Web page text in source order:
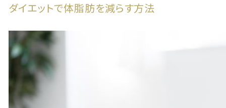
ダイエットで体脂肪を減らす方法